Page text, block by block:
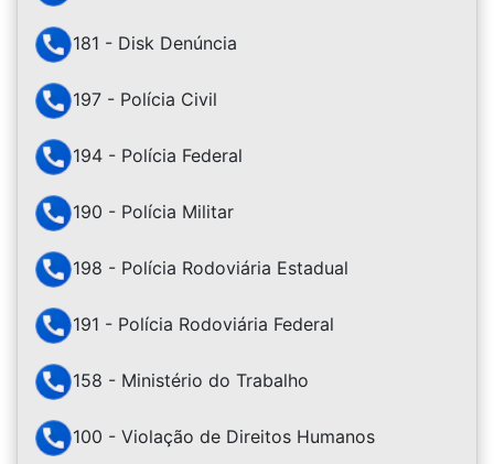
181 - Disk Denúncia
197 - Polícia Civil
194 - Polícia Federal
190 - Polícia Militar
198 - Polícia Rodoviária Estadual
191 - Polícia Rodoviária Federal
158 - Ministério do Trabalho
100 - Violação de Direitos Humanos